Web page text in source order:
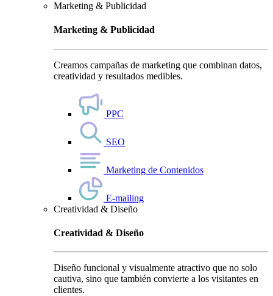
Marketing & Publicidad
Marketing & Publicidad
Creamos campañas de marketing que combinan datos,
creatividad y resultados medibles.
PPC
SEO
Marketing de Contenidos
E-mailing
Creatividad & Diseño
Creatividad & Diseño
Diseño funcional y visualmente atractivo que no solo
cautiva, sino que también convierte a los visitantes en
clientes.